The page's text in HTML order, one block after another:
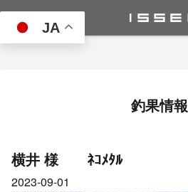
JA
釣果情報
横井 様 ﾈｺﾒﾀﾙ
2023-09-01